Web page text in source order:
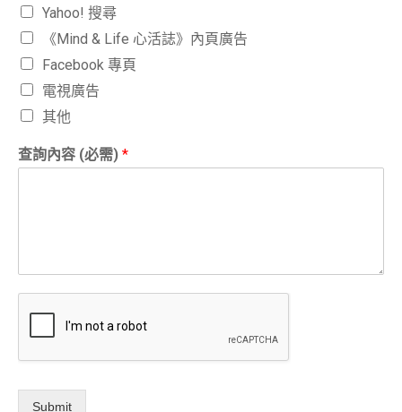
Yahoo! 搜尋
《Mind & Life 心活誌》內頁廣告
Facebook 專頁
電視廣告
其他
查詢內容 (必需) *
Submit